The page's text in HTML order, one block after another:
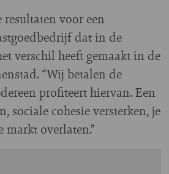
voor een
dat in de
verschil heeft gemaakt in de
“Wij betalen de
profiteert hiervan. Een
sociale cohesie versterken, je
overlaten.”